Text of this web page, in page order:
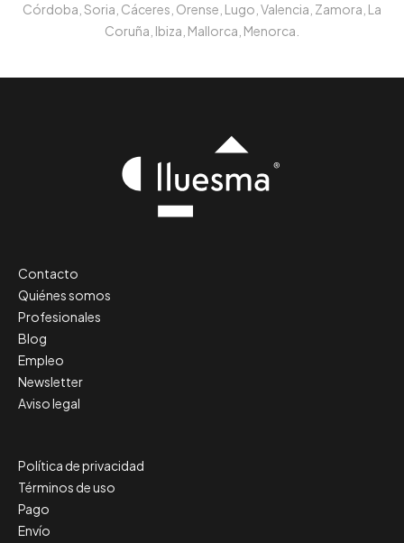
Córdoba, Soria, Cáceres, Orense, Lugo, Valencia, Zamora, La
Coruña, Ibiza, Mallorca, Menorca.
Contacto
Quiénes somos
Profesionales
Blog
Empleo
Newsletter
Aviso legal
Política de privacidad
Términos de uso
Pago
Envío